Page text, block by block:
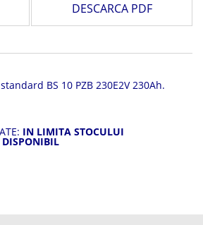
DESCARCA PDF
BS 10 PZB 230E2V 230Ah.
IN LIMITA STOCULUI
DISPONIBIL